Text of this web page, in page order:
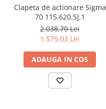
Clapeta de actionare Sigma
70 115.620.SJ.1
2.038,70 Lei
1.575,03 Lei
ADAUGA IN COS